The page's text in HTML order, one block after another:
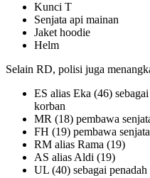
Kunci T
Senjata api mainan
Jaket hoodie
Helm
Selain RD, polisi juga
ES alias Eka (46)
korban
MR (18) pembawa
FH (19) pembawa
RM alias Rama (19)
AS alias Aldi (19)
UL (40) sebagai penadah